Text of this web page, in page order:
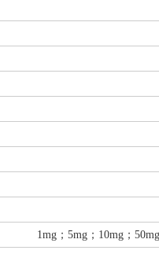
1mg；5mg；10mg；